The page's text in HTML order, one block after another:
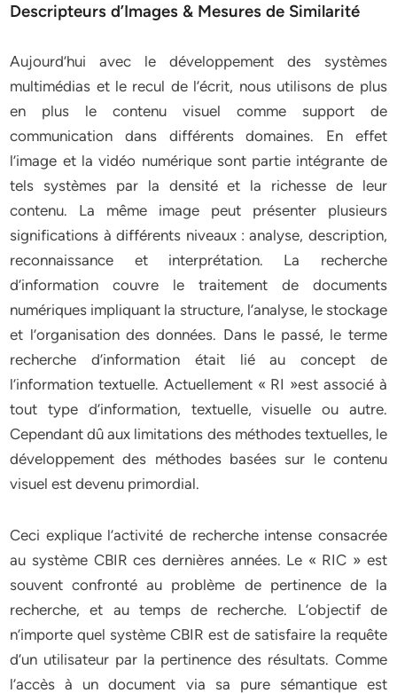
Descripteurs d’Images & Mesures de Similarité
Aujourd’hui avec le développement des systèmes
multimédias et le recul de l’écrit, nous utilisons de plus
en plus le contenu visuel comme support de
communication dans différents domaines. En effet
l’image et la vidéo numérique sont partie intégrante de
tels systèmes par la densité et la richesse de leur
contenu. La même image peut présenter plusieurs
significations à différents niveaux : analyse, description,
reconnaissance et interprétation. La recherche
d’information couvre le traitement de documents
numériques impliquant la structure, l’analyse, le stockage
et l’organisation des données. Dans le passé, le terme
recherche d’information était lié au concept de
l’information textuelle. Actuellement « RI »est associé à
tout type d’information, textuelle, visuelle ou autre.
Cependant dû aux limitations des méthodes textuelles, le
développement des méthodes basées sur le contenu
visuel est devenu primordial.
Ceci explique l’activité de recherche intense consacrée
au système CBIR ces dernières années. Le « RIC » est
souvent confronté au problème de pertinence de la
recherche, et au temps de recherche. L’objectif de
n’importe quel système CBIR est de satisfaire la requête
d’un utilisateur par la pertinence des résultats. Comme
l’accès à un document via sa pure sémantique est